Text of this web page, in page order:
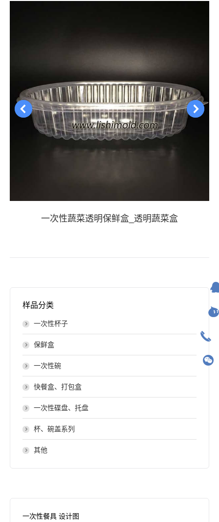
一次性蔬菜透明保鲜盒_透明蔬菜盒
样品分类
一次性杯子
保鲜盒
一次性碗
快餐盒、打包盒
一次性碟盘、托盘
杯、碗盖系列
其他
一次性餐具 设计图